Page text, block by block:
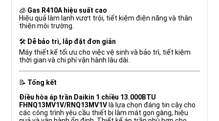
🧊 Gas R410A hiệu suất cao
Hiệu quả làm lạnh vượt trội, tiết kiệm điện năng và thân
thiện môi trường.
🛠 Dễ bảo trì, lắp đặt đơn giản
Máy thiết kế tối ưu cho việc vệ sinh và bảo trì, tiết kiệm
thời gian và chi phí vận hành lâu dài.
📝 Tổng kết
Điều hòa áp trần Daikin 1 chiều 13.000BTU
FHNQ13MV1V/RNQ13MV1V là lựa chọn đáng tin cậy cho
các công trình yêu cầu thiết bị làm mát gọn gàng, hiệu